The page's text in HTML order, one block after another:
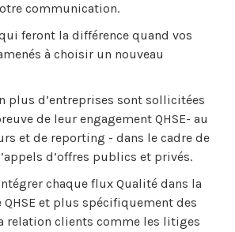
communication.
feront la différence quand vos
à choisir un nouveau
plus d’entreprises sont sollicitées
de leur engagement QHSE- au
et de reporting - dans le cadre de
d’offres publics et privés.
chaque flux Qualité dans la
et plus spécifiquement des
relation clients comme les litiges